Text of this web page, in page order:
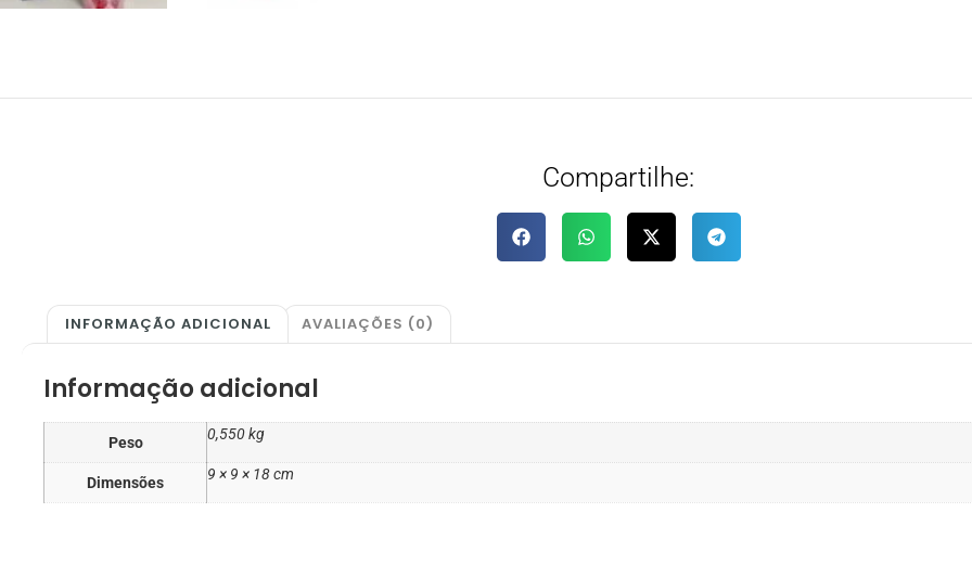
Compartilhe:
INFORMAÇÃO ADICIONAL AVALIAÇÕES (0)
Informação adicional
Peso 0,550 kg
Dimensões 9 × 9 × 18 cm